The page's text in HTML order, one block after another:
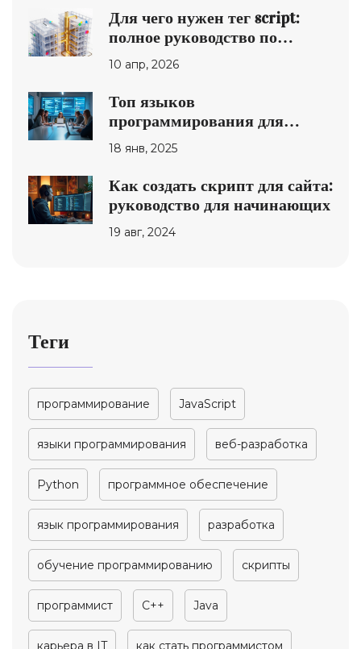
Для чего нужен тег script:
полное руководство по
подключению JS к сайту
10 апр, 2026
Топ языков
программирования для
изучения в 2024 году
18 янв, 2025
Как создать скрипт для сайта:
руководство для начинающих
19 авг, 2024
Теги
программирование JavaScript
языки программирования веб-разработка
Python программное обеспечение
язык программирования разработка
обучение программированию скрипты
программист C++ Java
карьера в IT как стать программистом